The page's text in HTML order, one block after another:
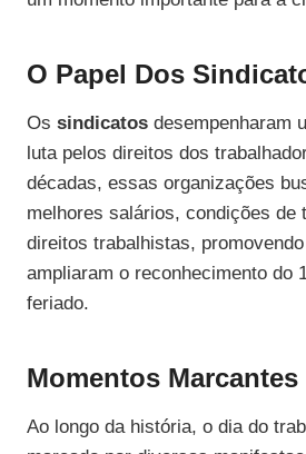
O Papel Dos
Os sindicatos desempenharam
luta pelos direitos dos
décadas, essas organizações
melhores salários, condições de
direitos trabalhistas,
ampliaram o reconhecimento do
feriado.
Momentos Marcantes
Ao longo da história, o dia do